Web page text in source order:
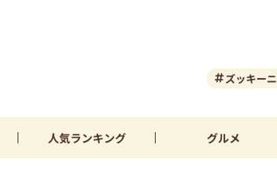
ズッキーニ
人気ランキング グルメ